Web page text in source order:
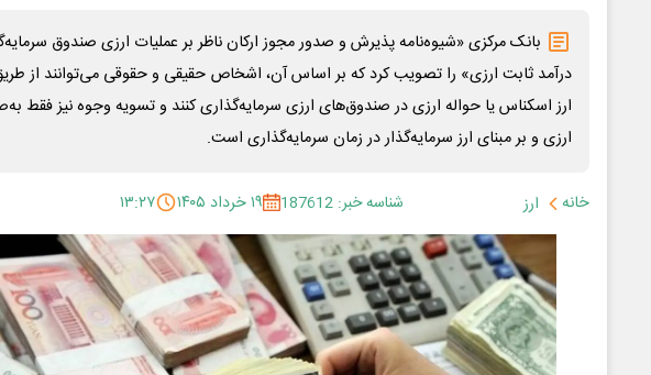
بانک مرکزی «شیوه‌نامه پذیرش و صدور مجوز ارکان ناظر بر عملیات ارزی صندوق
درآمد ثابت ارزی» را تصویب کرد که بر اساس آن، اشخاص حقیقی و حقوقی می‌توانند از
ارز اسکناس یا حواله ارزی در صندوق‌های ارزی سرمایه‌گذاری کنند و تسویه وجوه نیز فقط
ارزی و بر مبنای ارز سرمایه‌گذار در زمان سرمایه‌گذاری است.
خانه ارز شناسه خبر: 187612 ۱۹ خرداد ۱۴۰۵ ۱۳:۲۷